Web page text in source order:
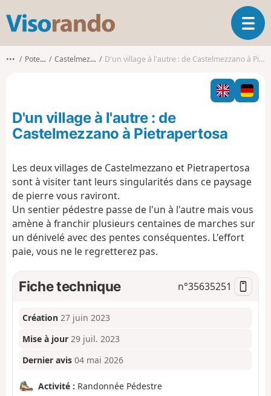
s
o
o
O
u
v
i
r
l
i
g
t
i
••• Potenza Castelmezzano D'un village à l'autre : de Castelmezzano à Pietrapertosa
D'un village à l'autre : de
Castelmezzano à Pietrapertosa
Les deux villages de Castelmezzano et Pietrapertosa
sont à visiter tant leurs singularités dans ce paysage
de pierre vous raviront.
Un sentier pédestre passe de l'un à l'autre mais vous
amène à franchir plusieurs centaines de marches sur
un dénivelé avec des pentes conséquentes. L'effort
paie, vous ne le regretterez pas.
Fiche technique n°35635251
Création 27 juin 2023
Mise à jour 29 juil. 2023
Dernier avis 04 mai 2026
Activité : Randonnée Pédestre